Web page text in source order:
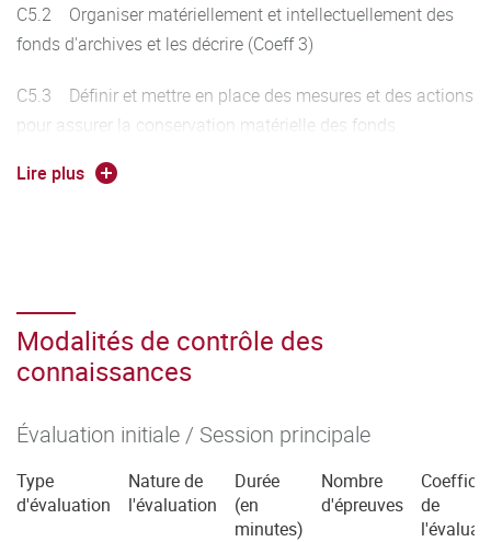
C5.2 Organiser matériellement et intellectuellement des
fonds d'archives et les décrire (Coeff 3)
C5.3 Définir et mettre en place des mesures et des actions
pour assurer la conservation matérielle des fonds
entreprises au sein de l'organisation par l'application des
apprentissages (Coeff 5)
Lire plus
Modalités de contrôle des
connaissances
Évaluation initiale / Session principale
Type
d'évaluation
Nature de
l'évaluation
Durée
(en
minutes)
Nombre
d'épreuves
de